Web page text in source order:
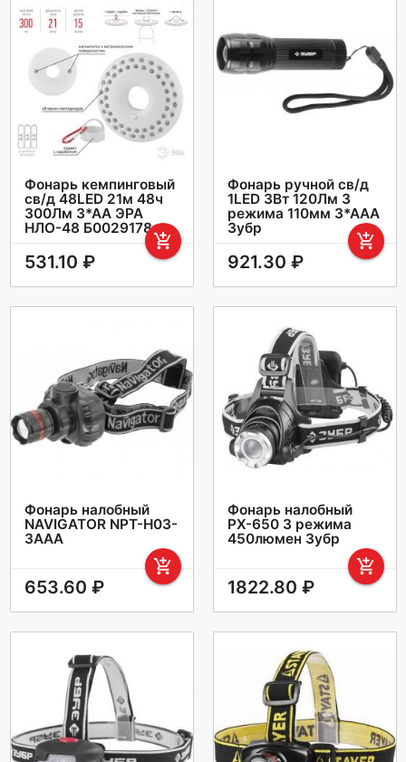
Фонарь кемпинговый
св/д 48LED 21м 48ч
300Лм 3*АА ЭРА
НЛО-48 Б0029178
add_shopping_cart
531.10 ₽
Фонарь ручной св/д
1LED 3Вт 120Лм 3
режима 110мм 3*ААА
Зубр
add_shopping_cart
921.30 ₽
Фонарь налобный
NAVIGATOR NPT-H03-
3AAA
add_shopping_cart
653.60 ₽
Фонарь налобный
РХ-650 3 режима
450люмен Зубр
add_shopping_cart
1822.80 ₽